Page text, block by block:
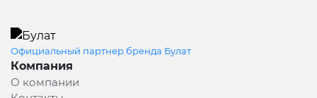
Официальный партнер бренда Булат
Компания
О компании